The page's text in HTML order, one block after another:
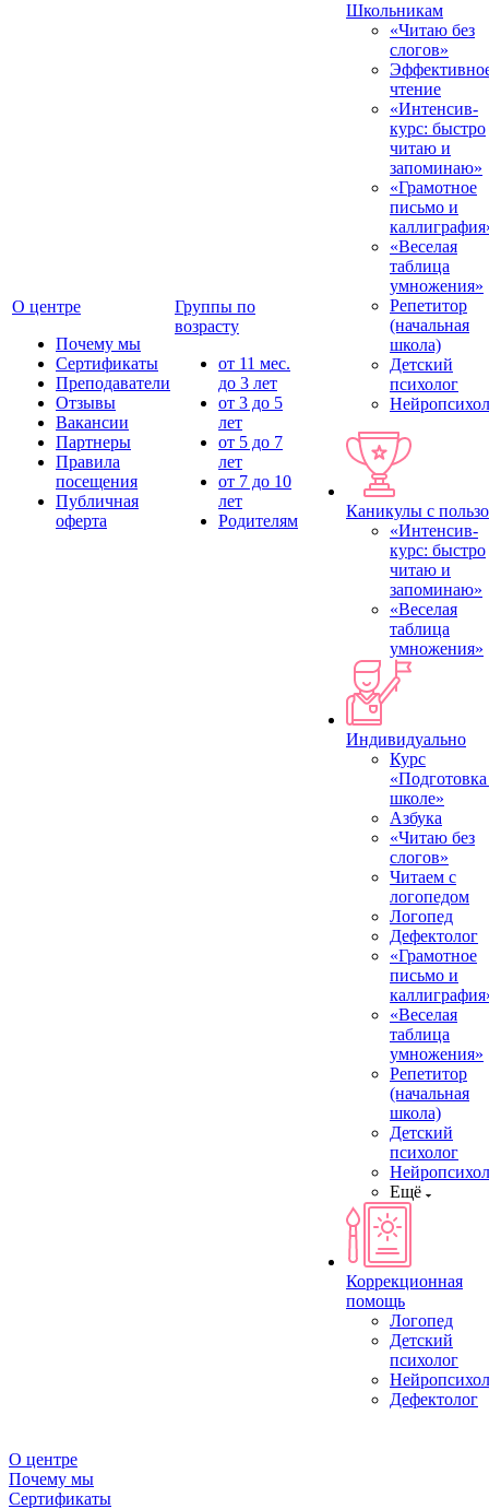
О центре
Почему мы
Сертификаты
Преподаватели
Отзывы
Вакансии
Партнеры
Правила
посещения
Публичная
оферта
Группы по
возрасту
от 11 мес.
до 3 лет
от 3 до 5
лет
от 5 до 7
лет
от 7 до 10
лет
Родителям
Школьникам
«Читаю без
слогов»
чтение
«Интенсив-
курс: быстро
читаю и
запоминаю»
«Грамотное
письмо и
«Веселая
таблица
умножения»
Репетитор
(начальная
школа)
Детский
психолог
Каникулы с
«Интенсив-
курс: быстро
читаю и
запоминаю»
«Веселая
таблица
умножения»
Индивидуально
Курс
школе»
Азбука
«Читаю без
слогов»
Читаем с
логопедом
Логопед
Дефектолог
«Грамотное
письмо и
«Веселая
таблица
умножения»
Репетитор
(начальная
школа)
Детский
психолог
Ещё
Коррекционная
помощь
Логопед
Детский
психолог
Дефектолог
О центре
Почему мы
Сертификаты